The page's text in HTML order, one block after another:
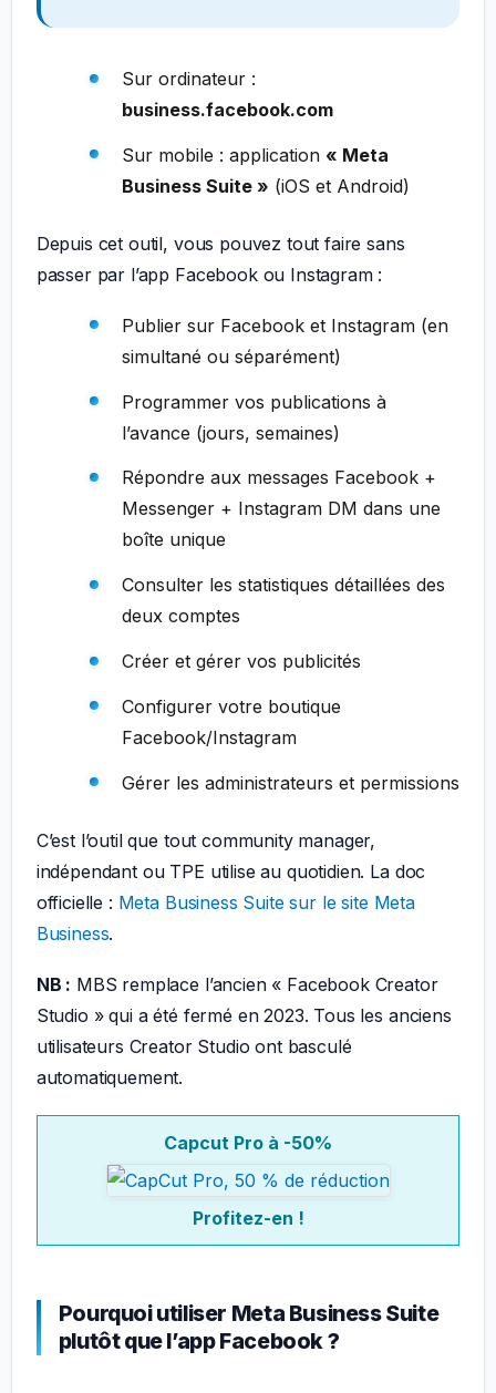
Sur ordinateur :
business.facebook.com
Sur mobile : application « Meta
Business Suite » (iOS et Android)
Depuis cet outil, vous pouvez tout faire sans
passer par l’app Facebook ou Instagram :
Publier sur Facebook et Instagram (en
simultané ou séparément)
Programmer vos publications à
l’avance (jours, semaines)
Répondre aux messages Facebook +
Messenger + Instagram DM dans une
boîte unique
Consulter les statistiques détaillées des
deux comptes
Créer et gérer vos publicités
Configurer votre boutique
Facebook/Instagram
Gérer les administrateurs et permissions
C’est l’outil que tout community manager,
indépendant ou TPE utilise au quotidien. La doc
officielle : Meta Business Suite sur le site Meta
Business.
NB : MBS remplace l’ancien « Facebook Creator
Studio » qui a été fermé en 2023. Tous les anciens
utilisateurs Creator Studio ont basculé
automatiquement.
Capcut Pro à -50%
Profitez-en !
Pourquoi utiliser Meta Business Suite
plutôt que l’app Facebook ?